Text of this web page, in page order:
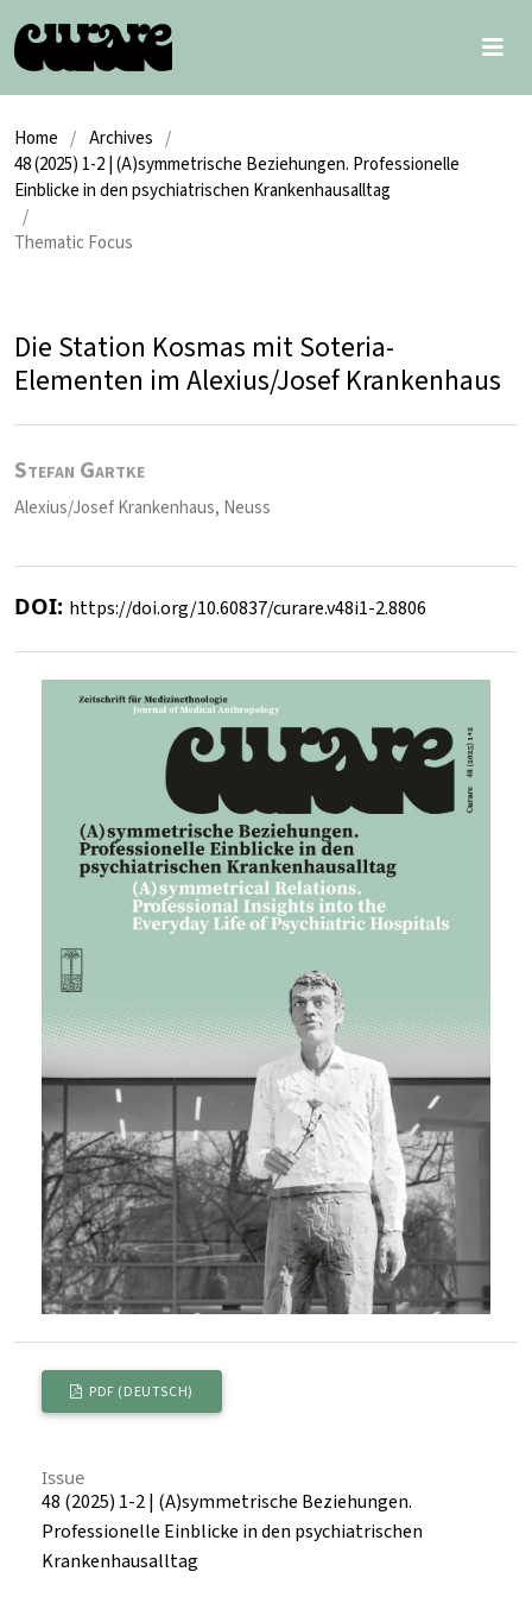
Home / Archives /
48 (2025) 1-2 | (A)symmetrische Beziehungen. Professionelle
Einblicke in den psychiatrischen Krankenhausalltag
/
Thematic Focus
Die Station Kosmas mit Soteria-
Elementen im Alexius/Josef Krankenhaus
Stefan Gartke
Alexius/Josef Krankenhaus, Neuss
DOI: https://doi.org/10.60837/curare.v48i1-2.8806
PDF (DEUTSCH)
Issue
48 (2025) 1-2 | (A)symmetrische Beziehungen.
Professionelle Einblicke in den psychiatrischen
Krankenhausalltag